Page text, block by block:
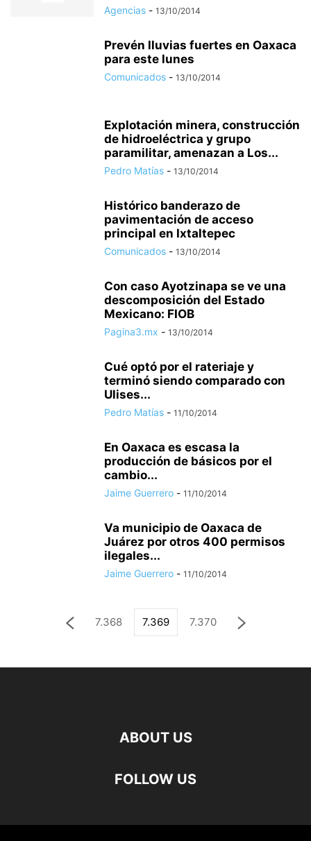
Agencias - 13/10/2014
Prevén lluvias fuertes en Oaxaca
para este lunes
Comunicados - 13/10/2014
Explotación minera, construcción
de hidroeléctrica y grupo
paramilitar, amenazan a Los...
Pedro Matías - 13/10/2014
Histórico banderazo de
pavimentación de acceso
principal en Ixtaltepec
Comunicados - 13/10/2014
Con caso Ayotzinapa se ve una
descomposición del Estado
Mexicano: FIOB
Pagina3.mx - 13/10/2014
Cué optó por el rateriaje y
terminó siendo comparado con
Ulises...
Pedro Matías - 11/10/2014
En Oaxaca es escasa la
producción de básicos por el
cambio...
Jaime Guerrero - 11/10/2014
Va municipio de Oaxaca de
Juárez por otros 400 permisos
ilegales...
Jaime Guerrero - 11/10/2014
7.368 7.369 7.370
ABOUT US
FOLLOW US